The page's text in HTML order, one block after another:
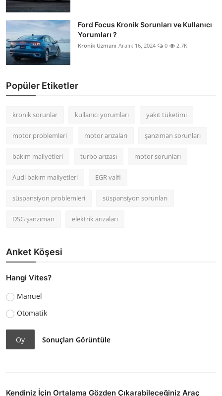
Ford Focus Kronik Sorunları ve Kullanıcı
Yorumları ?
Kronik Uzmanı Aralık 16, 2024 0 2.7K
Popüler Etiketler
kronik sorunlar kullanıcı yorumları yakıt tüketimi
motor problemleri motor arızaları şanzıman sorunları
bakım maliyetleri turbo arızası motor sorunları
Audi bakım maliyetleri EGR valfi
süspansiyon problemleri süspansiyon sorunları
DSG şanzıman elektrik arızaları
Anket Köşesi
Hangi Vites?
Manuel
Otomatik
Oy Sonuçları Görüntüle
Kendiniz İçin Ortalama Gözden Çıkarabileceğiniz Araç